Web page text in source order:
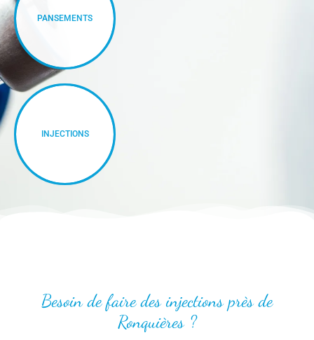
PANSEMENTS
INJECTIONS
Besoin de faire des injections près de
Ronquières ?